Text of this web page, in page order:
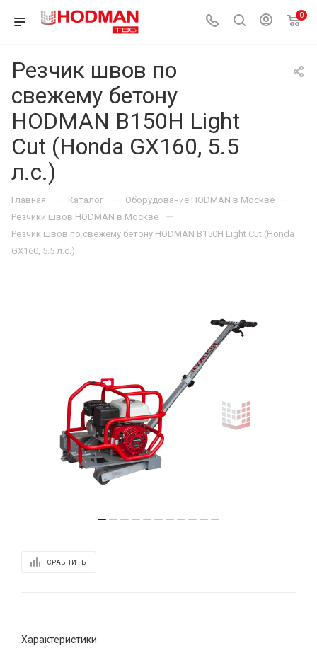
0
Резчик швов по
свежему бетону
HODMAN B150H Light
Cut (Honda GX160, 5.5
л.с.)
Главная — Каталог — Оборудование HODMAN в Москве —
Резчики швов HODMAN в Москве —
Резчик швов по свежему бетону HODMAN B150H Light Cut (Honda
GX160, 5.5 л.с.)
СРАВНИТЬ
Характеристики